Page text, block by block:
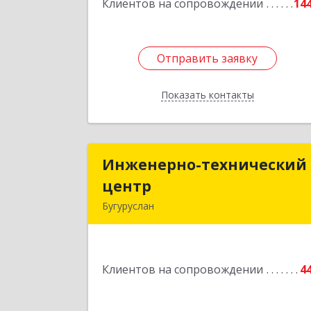
Клиентов на сопровождении
Отправить заявку
Показать контакты
Отправить заявку
Назад
Инженерно-технический
центр
Бугуруслан
Клиентов на сопровождении
Инженерно-технический